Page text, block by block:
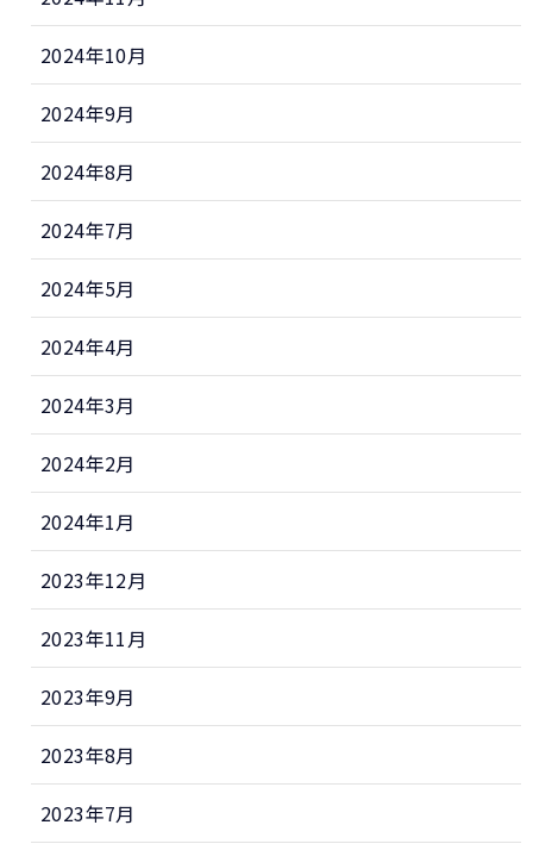
2024年10月
2024年9月
2024年8月
2024年7月
2024年5月
2024年4月
2024年3月
2024年2月
2024年1月
2023年12月
2023年11月
2023年9月
2023年8月
2023年7月